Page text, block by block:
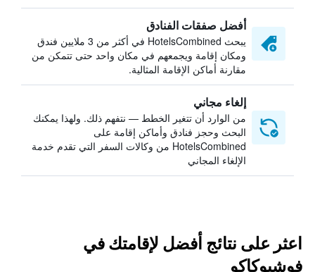
أفضل صفقات الفنادق
يبحث HotelsCombined في أكثر من 3 ملايين فندق
ومكان إقامة ويجمعهم في مكان واحد حتى تتمكن من
مقارنة أماكن الإقامة المثالية.
إلغاء مجاني
من الوارد أن تتغير الخطط — نتفهم ذلك. ولهذا يمكنك
البحث وحجز فنادق وأماكن إقامة على
HotelsCombined من وكالات السفر التي تقدم خدمة
الإلغاء المجاني
اعثر على نتائج أفضل لإقامتك في
فوشيوكاكو